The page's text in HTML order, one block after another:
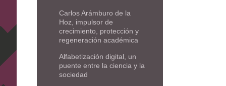
Carlos Arámburo de la
Hoz, impulsor de
crecimiento, protección y
regeneración académica
Alfabetización digital, un
puente entre la ciencia y la
sociedad